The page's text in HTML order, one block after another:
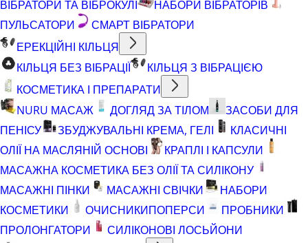
ВІБРАТОРИ ТА ВІБРОКУЛІ
НАБОРИ ВІБРАТОРІВ
ПУЛЬСАТОРИ
СМАРТ ВІБРАТОРИ
ЕРЕКЦІЙНІ КІЛЬЦЯ
КІЛЬЦЯ БЕЗ ВІБРАЦІЇ
КІЛЬЦЯ З ВІБРАЦІЄЮ
КОСМЕТИКА І ПРЕПАРАТИ
NURU МАСАЖ
ДОГЛЯД ЗА ТІЛОМ
ЗАСОБИ ДЛЯ
ПЕНІСУ
ЗБУДЖУВАЛЬНІ КРЕМА, ГЕЛІ
КЛАСИЧНІ
ОЛІЇ НА МАСЛЯНІЙ ОСНОВІ
КРАПЛІ І КАПСУЛИ
МАСАЖНА КОСМЕТИКА БЕЗ ОЛІЇ ТА СИЛІКОНУ
МАСАЖНІ ПІНКИ
МАСАЖНІ СВІЧКИ
НАБОРИ
КОСМЕТИКИ
ОЧИСНИКИПОПЕРСИ
ПРОБНИКИ
ПРОЛОНГАТОРИ
СИЛІКОНОВІ ЛОСЬЙОНИ